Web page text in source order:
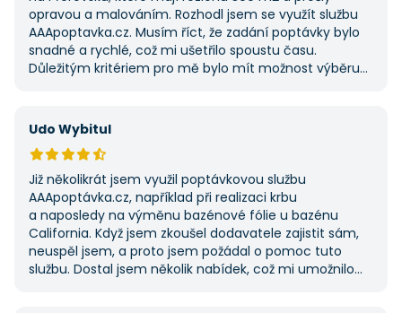
opravou a malováním. Rozhodl jsem se využít službu
AAApoptavka.cz. Musím říct, že zadání poptávky bylo
snadné a rychlé, což mi ušetřilo spoustu času.
Důležitým kritériem pro mě bylo mít možnost výběru
první, ale se službou jsem byl spokojený, protože mi
umožnila najít rychlé řešení. Vše proběhlo v pořádku
a příště jejich službu využiji znovu.
Udo Wybitul
Již několikrát jsem využil poptávkovou službu
AAApoptávka.cz, například při realizaci krbu
a naposledy na výměnu bazénové fólie u bazénu
California. Když jsem zkoušel dodavatele zajistit sám,
neuspěl jsem, a proto jsem požádal o pomoc tuto
službu. Dostal jsem několik nabídek, což mi umožnilo